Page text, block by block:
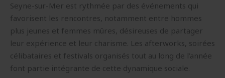
Seyne-sur-Mer est rythmée par des événements qui
favorisent les rencontres, notamment entre hommes
plus jeunes et femmes mûres, désireuses de partager
leur expérience et leur charisme. Les afterworks, soirées
célibataires et festivals organisés tout au long de l’année
font partie intégrante de cette dynamique sociale.